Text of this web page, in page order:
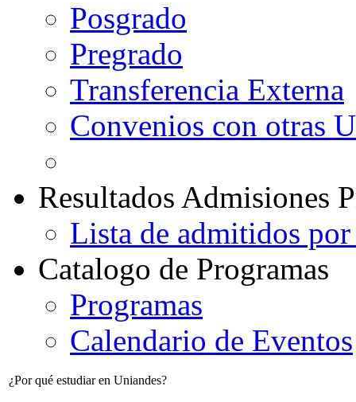
Posgrado
Pregrado
Transferencia Externa
Convenios con otras
Resultados Admisiones
Lista de admitidos
Catalogo de Programas
Programas
Calendario de Eventos
¿Por qué estudiar en Uniandes?